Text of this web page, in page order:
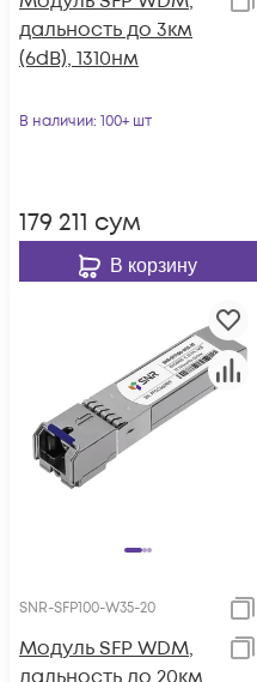
дальность до 3км
(6dB), 1310нм
В наличии: 100+ шт
179 211 сум
В корзину
SNR-SFP100-W35-20
Модуль SFP WDM,